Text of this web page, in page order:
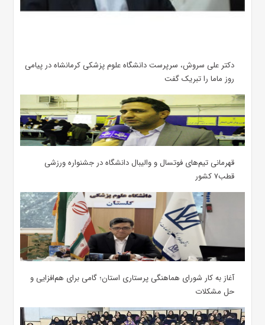
دکتر علی سروش، سرپرست دانشگاه علوم پزشکی کرمانشاه در پیامی
روز ماما را تبریک گفت
قهرمانی تیم‌های فوتسال و والیبال دانشگاه در جشنواره ورزشی
قطب۷ کشور
آغاز به کار شورای هماهنگی پرستاری استان؛ گامی برای هم‌افزایی و
حل مشکلات